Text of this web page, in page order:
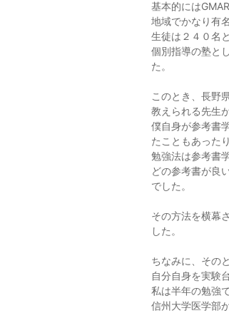
基本的には
地域でかなり有
生徒は２４０名と
個別指導の塾と
た。
このとき、長野
教えられる先生
僕自身が参考書
たこともあったり
勉強法は参考書
どの参考書が良
でした。
その方法を横幕
した。
ちなみに、その
自分自身を実験
私は半年の勉強
信州大学医学部